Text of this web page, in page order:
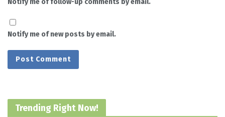
Notify me of new posts by email.
Trending Right Now!